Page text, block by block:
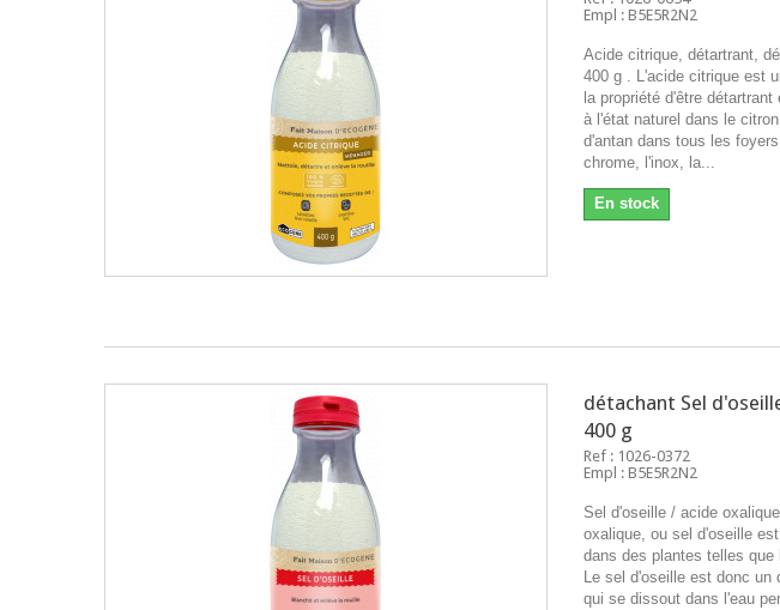
Empl : B5E5R2N2
Acide citrique, détartrant,
400 g . L'acide citrique est
la propriété d'être
à l'état naturel dans le
d'antan dans tous les
chrome, l'inox, la...
En stock
détachant Sel
400 g
Ref : 1026-0372
Empl : B5E5R2N2
Sel d'oseille / acide
oxalique, ou sel d'oseille
dans des plantes telles
Le sel d'oseille est donc un
qui se dissout dans l'eau